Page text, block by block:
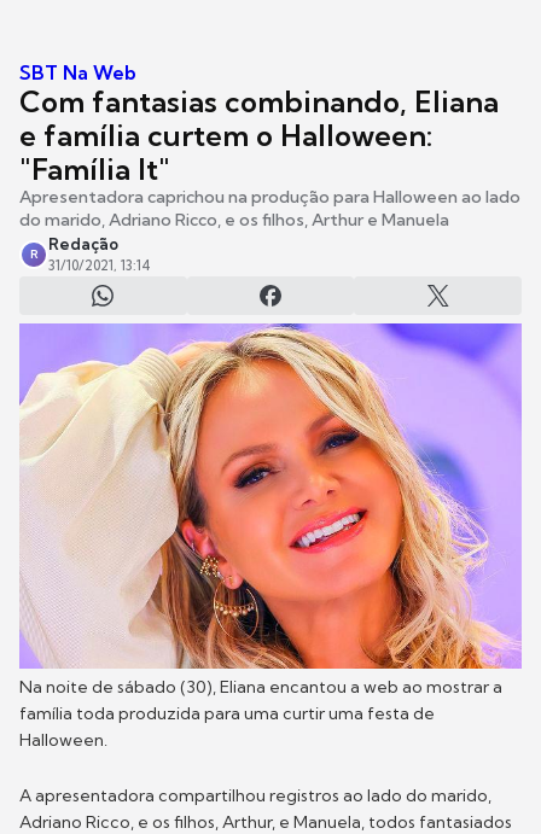
SBT Na Web
Com fantasias combinando, Eliana
e família curtem o Halloween:
"Família It"
Apresentadora caprichou na produção para Halloween ao lado
do marido, Adriano Ricco, e os filhos, Arthur e Manuela
R
Redação
31/10/2021, 13:14
Na noite de sábado (30), Eliana encantou a web ao mostrar a
família toda produzida para uma curtir uma festa de
Halloween.
A apresentadora compartilhou registros ao lado do marido,
Adriano Ricco, e os filhos, Arthur, e Manuela, todos fantasiados